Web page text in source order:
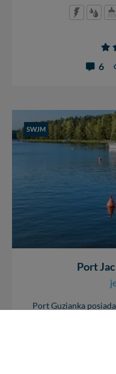
6
SWJM
Port
Port Guzianka